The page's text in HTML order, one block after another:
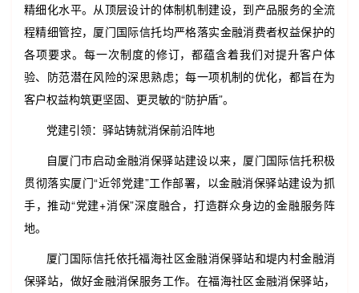
精细化水平。从顶层设计的体制机制建设，到产品服务的全流
程精细管控，厦门国际信托均严格落实金融消费者权益保护的
各项要求。每一次制度的修订，都蕴含着我们对提升客户体
验、防范潜在风险的深思熟虑；每一项机制的优化，都旨在为
客户权益构筑更坚固、更灵敏的“防护盾”。
党建引领：驿站铸就消保前沿阵地
自厦门市启动金融消保驿站建设以来，厦门国际信托积极
贯彻落实厦门“近邻党建”工作部署，以金融消保驿站建设为抓
手，推动“党建+消保”深度融合，打造群众身边的金融服务阵
地。
厦门国际信托依托福海社区金融消保驿站和堤内村金融消
保驿站，做好金融消保服务工作。在福海社区金融消保驿站，